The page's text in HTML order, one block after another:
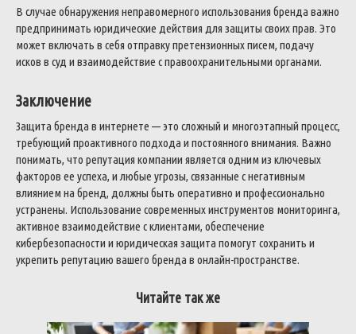
В случае обнаружения неправомерного использования бренда важно
предпринимать юридические действия для защиты своих прав. Это
может включать в себя отправку претензионных писем, подачу
исков в суд и взаимодействие с правоохранительными органами.
Заключение
Защита бренда в интернете — это сложный и многоэтапный процесс,
требующий проактивного подхода и постоянного внимания. Важно
понимать, что репутация компании является одним из ключевых
факторов ее успеха, и любые угрозы, связанные с негативным
влиянием на бренд, должны быть оперативно и профессионально
устранены. Использование современных инструментов мониторинга,
активное взаимодействие с клиентами, обеспечение
кибербезопасности и юридическая защита помогут сохранить и
укрепить репутацию вашего бренда в онлайн-пространстве.
Читайте так же